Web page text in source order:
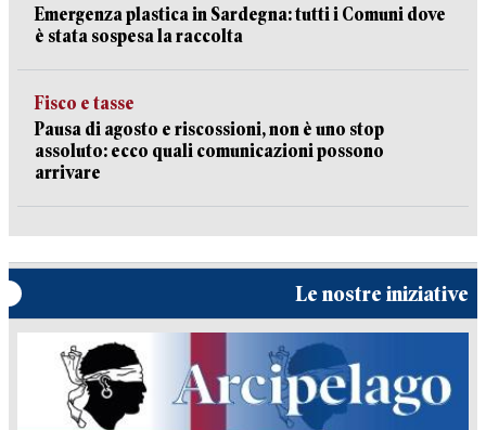
Emergenza plastica in Sardegna: tutti i Comuni dove
è stata sospesa la raccolta
Fisco e tasse
Pausa di agosto e riscossioni, non è uno stop
assoluto: ecco quali comunicazioni possono
arrivare
Le nostre iniziative